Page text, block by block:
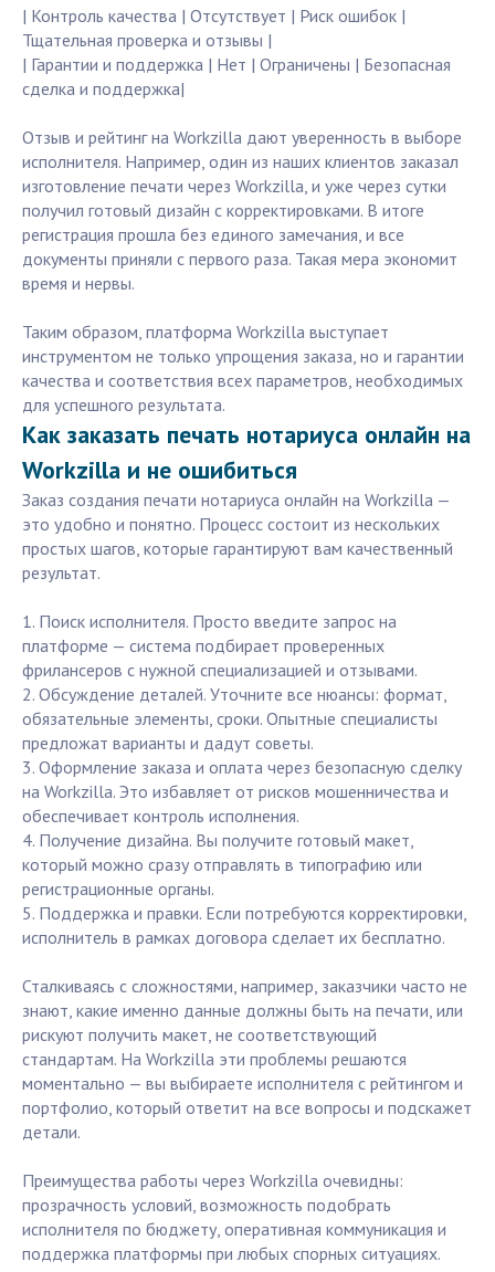
| Контроль качества | Отсутствует | Риск ошибок |
Тщательная проверка и отзывы |
| Гарантии и поддержка | Нет | Ограничены | Безопасная
сделка и поддержка|
Отзыв и рейтинг на Workzilla дают уверенность в выборе
исполнителя. Например, один из наших клиентов заказал
изготовление печати через Workzilla, и уже через сутки
получил готовый дизайн с корректировками. В итоге
регистрация прошла без единого замечания, и все
документы приняли с первого раза. Такая мера экономит
время и нервы.
Таким образом, платформa Workzilla выступает
инструментом не только упрощения заказа, но и гарантии
качества и соответствия всех параметров, необходимых
для успешного результата.
Как заказать печать нотариуса онлайн на
Workzilla и не ошибиться
Заказ создания печати нотариуса онлайн на Workzilla —
это удобно и понятно. Процесс состоит из нескольких
простых шагов, которые гарантируют вам качественный
результат.
1. Поиск исполнителя. Просто введите запрос на
платформе — система подбирает проверенных
фрилансеров с нужной специализацией и отзывами.
2. Обсуждение деталей. Уточните все нюансы: формат,
обязательные элементы, сроки. Опытные специалисты
предложат варианты и дадут советы.
3. Оформление заказа и оплата через безопасную сделку
на Workzilla. Это избавляет от рисков мошенничества и
обеспечивает контроль исполнения.
4. Получение дизайна. Вы получите готовый макет,
который можно сразу отправлять в типографию или
регистрационные органы.
5. Поддержка и правки. Если потребуются корректировки,
исполнитель в рамках договора сделает их бесплатно.
Сталкиваясь с сложностями, например, заказчики часто не
знают, какие именно данные должны быть на печати, или
рискуют получить макет, не соответствующий
стандартам. На Workzilla эти проблемы решаются
моментально — вы выбираете исполнителя с рейтингом и
портфолио, который ответит на все вопросы и подскажет
детали.
Преимущества работы через Workzilla очевидны:
прозрачность условий, возможность подобрать
исполнителя по бюджету, оперативная коммуникация и
поддержка платформы при любых спорных ситуациях.